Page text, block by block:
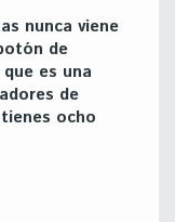
nunca viene
de
es una
de
ocho